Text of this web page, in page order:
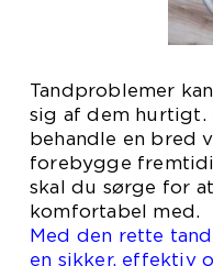
Tandproblemer
sig af dem hurtigt.
behandle en bred
forebygge
skal du sørge for
komfortabel med.
Med den rette
en sikker, effektiv